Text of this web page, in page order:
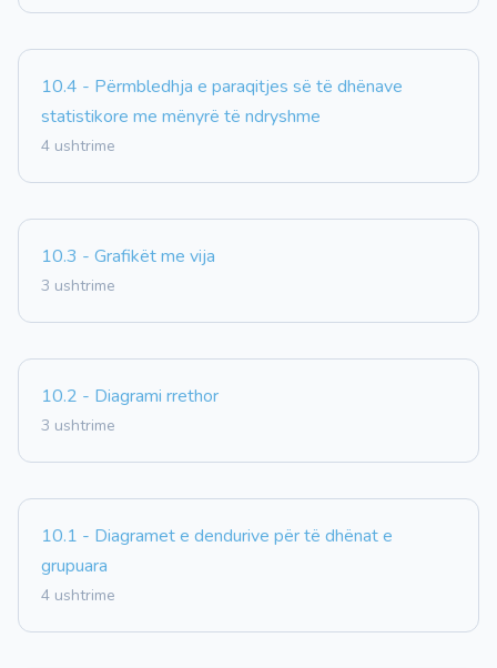
10.4 - Përmbledhja e paraqitjes së të dhënave
statistikore me mënyrë të ndryshme
4 ushtrime
10.3 - Grafikët me vija
3 ushtrime
10.2 - Diagrami rrethor
3 ushtrime
10.1 - Diagramet e dendurive për të dhënat e
grupuara
4 ushtrime